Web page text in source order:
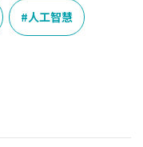
人工智慧